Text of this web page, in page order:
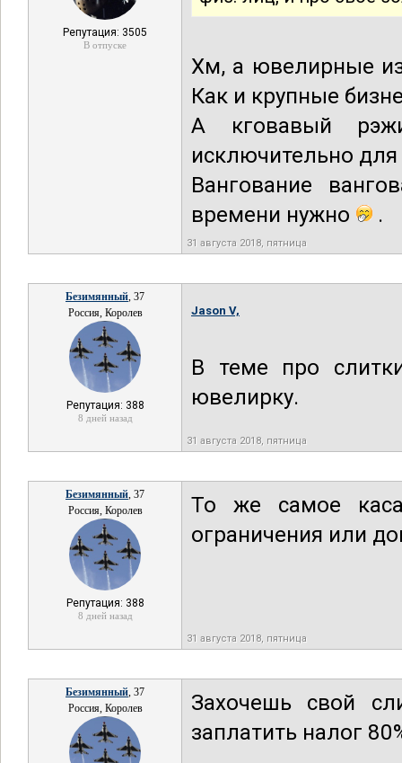
Репутация: 3505
В отпуске
Хм, а ювелирные
Как и крупные
А кговавый
исключительно
Вангование
времени нужно
.
31 августа 2018, пятница
Безимянный, 37
Россия, Королев
Репутация: 388
8 дней назад
Jason V,
В теме про
ювелирку.
31 августа 2018, пятница
Безимянный, 37
Россия, Королев
Репутация: 388
8 дней назад
То же самое
ограничения или
31 августа 2018, пятница
Безимянный, 37
Россия, Королев
Захочешь свой
заплатить налог